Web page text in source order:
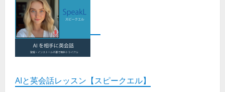
AIと英会話レッスン【スピークエル】